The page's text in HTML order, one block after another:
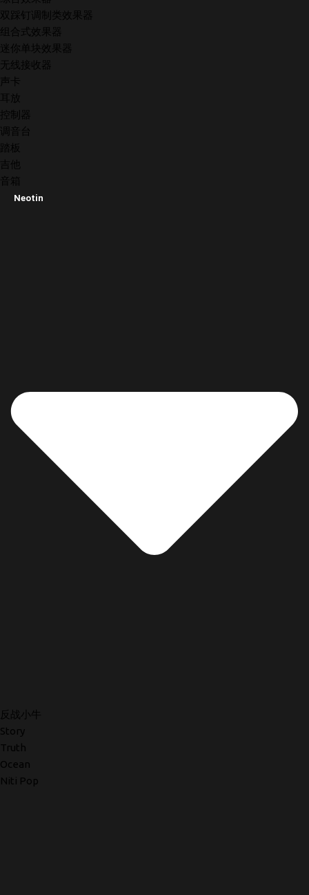
双踩钉调制类效果器
组合式效果器
迷你单块效果器
无线接收器
声卡
耳放
控制器
调音台
踏板
吉他
音箱
Neotin
反战小牛
Story
Truth
Ocean
Niti Pop